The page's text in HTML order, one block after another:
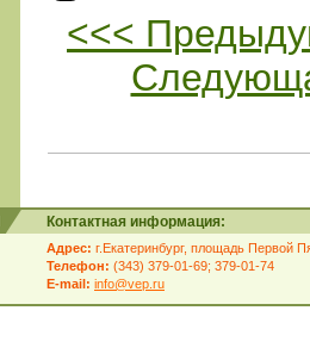
<<<
Контактная информация:
Адрес: г.Екатеринбург, площадь Первой
Телефон: (343) 379-01-69; 379-01-74
E-mail: info@vep.ru